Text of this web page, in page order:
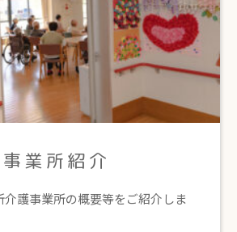
事業所紹介
介護事業所の概要等をご紹介しま